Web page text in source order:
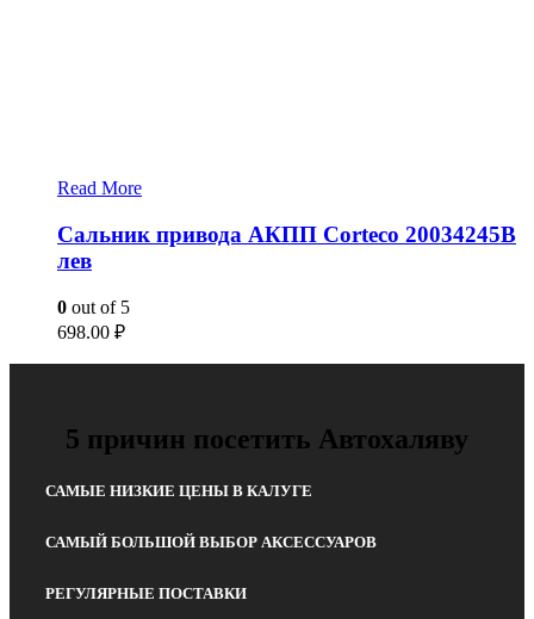
Read More
Сальник привода АКПП Corteco 20034245B
лев
0 out of 5
698.00 ₽
5 причин посетить Автохаляву
САМЫЕ НИЗКИЕ ЦЕНЫ В КАЛУГЕ
САМЫЙ БОЛЬШОЙ ВЫБОР АКСЕССУАРОВ
РЕГУЛЯРНЫЕ ПОСТАВКИ